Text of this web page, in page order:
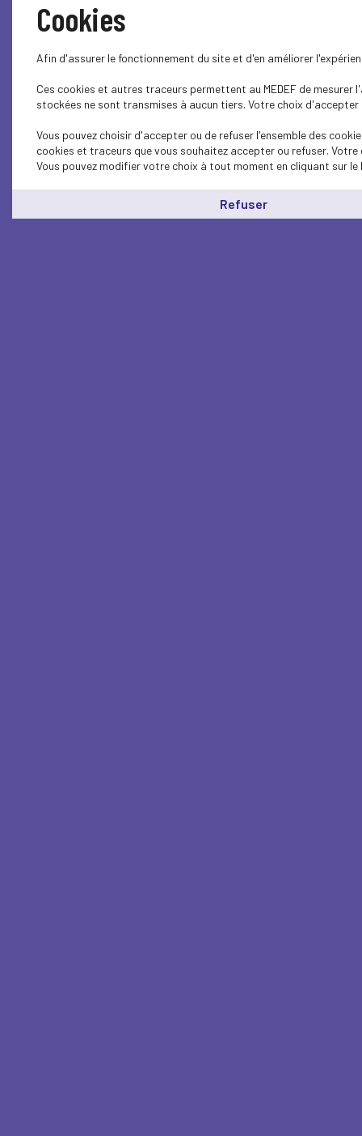
Cookies
Afin d'assurer le fonctionnement du site et d'en améliorer
Ces cookies et autres traceurs permettent au MEDEF de
stockées ne sont transmises à aucun tiers. Votre choix
Vous pouvez choisir d'accepter ou de refuser l'ensemble des
cookies et traceurs que vous souhaitez accepter ou refuser.
Vous pouvez modifier votre choix à tout moment en cliquant sur le
Refuser